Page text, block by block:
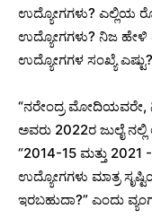
ಉದ್ಯೋಗಗಳು? ಎಲ್ಲಿಯ
ಉದ್ಯೋಗಗಳು? ನಿಜ ಹೇಳಿ
ಉದ್ಯೋಗಗಳ ಸಂಖ್ಯೆ
“ನರೇಂದ್ರ
ಅವರು 2022ರ ಜುಲೈ
“2014-15 ಮತ್ತು
ಉದ್ಯೋಗಗಳು ಮಾತ್ರ
ಇರಬಹುದಾ?” ಎಂದು